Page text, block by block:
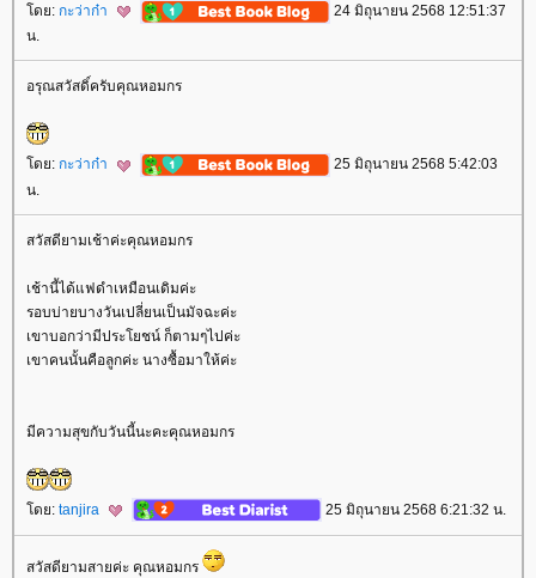
ดย: กะว่าก๋า
24 มิถุนายน 2568 12:51:37
น.
อรุณสวัสดิ์ครับคุณหอมกร
ดย: กะว่าก๋า
25 มิถุนายน 2568 5:42:03
น.
สวัสดียามเช้าค่ะคุณหอมกร
เช้านี้ได้แฟดำเหมือนเดิมค่ะ
รอบบ่ายบางวันเปลี่ยนเป็นมัจฉะค่ะ
เขาบอกว่ามีประโยชน์ ก็ตามๆไปค่ะ
เขาคนนั้นคือลูกค่ะ นางซื้อมาให้ค่ะ
มีความสุขกับวันนี้นะคะคุณหอมกร
ดย: tanjira 25 มิถุนายน 2568 6:21:32 น.
สวัสดียามสายค่ะ คุณหอมกร